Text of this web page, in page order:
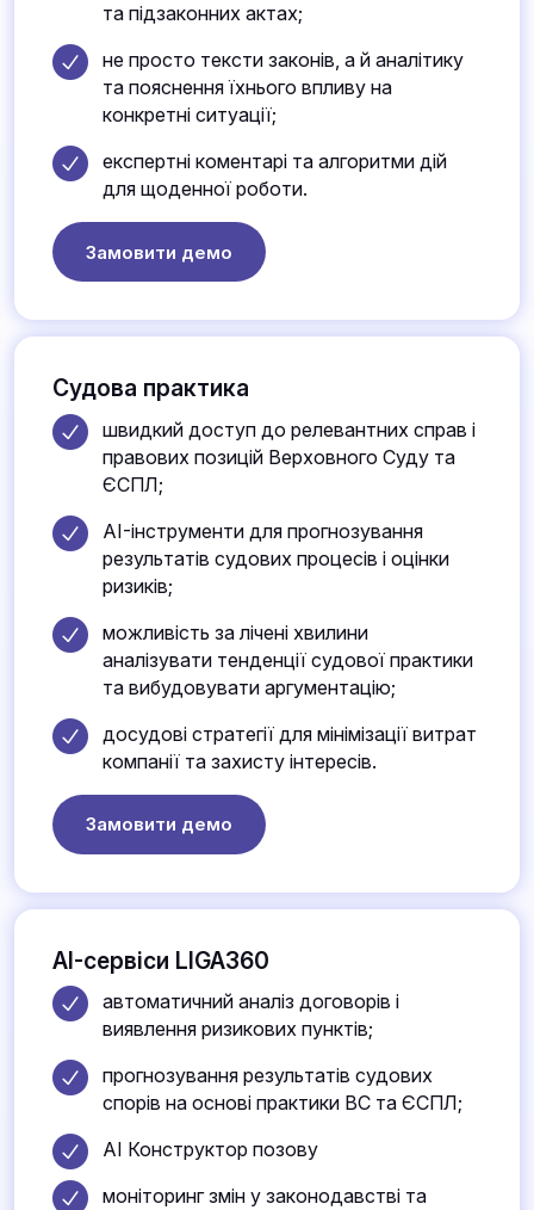
та підзаконних актах;
не просто тексти законів, а й аналітику
та пояснення їхнього впливу на
конкретні ситуації;
експертні коментарі та алгоритми дій
для щоденної роботи.
Замовити демо
Судова практика
швидкий доступ до релевантних справ і
правових позицій Верховного Суду та
ЄСПЛ;
AI-інструменти для прогнозування
результатів судових процесів і оцінки
ризиків;
можливість за лічені хвилини
аналізувати тенденції судової практики
та вибудовувати аргументацію;
досудові стратегії для мінімізації витрат
компанії та захисту інтересів.
Замовити демо
AI-сервіси LIGA360
автоматичний аналіз договорів і
виявлення ризикових пунктів;
прогнозування результатів судових
спорів на основі практики ВС та ЄСПЛ;
AI Конструктор позову
моніторинг змін у законодавстві та